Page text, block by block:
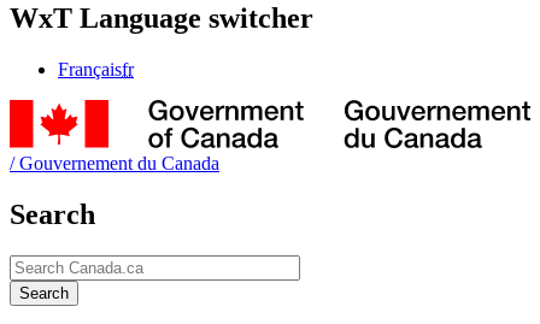
WxT Language switcher
Françaisfr
/Gouvernement du Canada
Search
Search
Search